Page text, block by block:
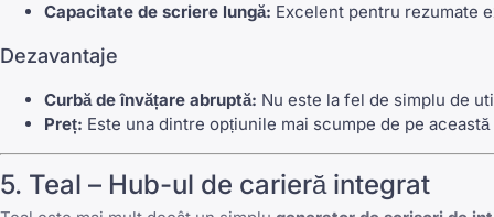
Capacitate de scriere lungă: Excelent pentru rezumate
Dezavantaje
Curbă de învățare abruptă: Nu este la fel de simplu de
Preț: Este una dintre opțiunile mai scumpe de pe această
5. Teal – Hub-ul de carieră integrat